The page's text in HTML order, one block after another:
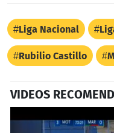
Liga Nacional
Rubilio Castillo
VIDEOS